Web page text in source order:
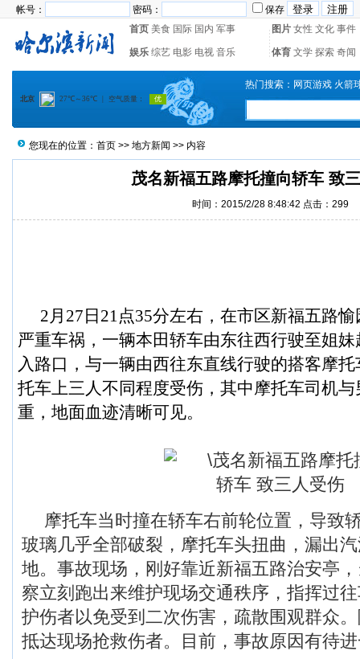
帐号： 密码：
保存
首页 美食 国际 国内 军事 图片 女性 文化 事件
娱乐 综艺 电影 电视 音乐 体育 文学 探索 奇闻
热门搜索： 网页游戏 火箭
您现在的位置： 首页 >> 地方新闻 >> 内容
茂名新福五路摩托撞向轿车 致
时间：2015/2/28 8:48:42 点击： 299
2月27日21点35分左右，在市区新福五路
严重车祸 ，一辆本田轿车由东往西行驶至姐
入路口，与一辆由西往东直线行驶的搭客摩
托车上三人不同程度受伤，其中摩托车司机
重，地面血迹清晰可见。
摩托车当时撞在轿车右前轮位置，导致
玻璃几乎全部破裂，摩托车头扭曲，漏出
地。事故现场，刚好靠近新福五路治安亭
察立刻跑出来维护现场交通秩序，指挥过
护伤者以免受到二次伤害，疏散围观群众
抵达现场抢救伤者。目前，事故原因有待